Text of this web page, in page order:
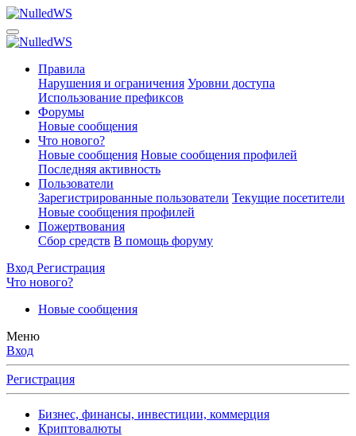
Правила
Нарушения и ограничения Уровни доступа
Использование префиксов
Форумы
Новые сообщения
Что нового?
Новые сообщения Новые сообщения профилей
Последняя активность
Пользователи
Зарегистрированные пользователи Текущие посетители
Новые сообщения профилей
Пожертвования
Сбор средств В помощь форуму
Вход Регистрация
Что нового?
Новые сообщения
Меню
Вход
Регистрация
Бизнес, финансы, инвестиции, коммерция
Криптовалюты